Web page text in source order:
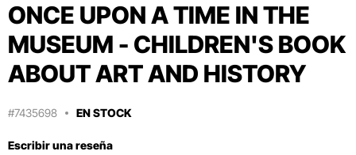
ONCE UPON A TIME IN THE
MUSEUM - CHILDREN'S BOOK
ABOUT ART AND HISTORY
#7435698 EN STOCK
Escribir una reseña